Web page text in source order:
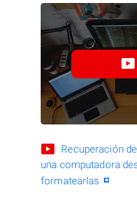
Recuperación
una computadora
formatearlas